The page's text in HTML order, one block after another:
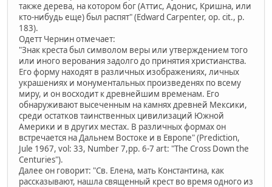
также дерева, на котором бог (Аттис, Адонис, Кришна, или
кто-нибудь еще) был распят" (Edward Carpenter, op. cit., p.
183).
Одетт Чернин отмечает:
"Знак креста был символом веры или утверждением того
или иного верования задолго до принятия христианства.
Его форму находят в различных изображениях, личных
украшениях и монументальных произведенях по всему
миру, и он восходит к древнейшим временам. Его
обнаруживают высеченным на камнях древней Мексики,
среди остатков таинственных цивилизаций Южной
Америки и в других местах. В различных формах он
встречается на Дальнем Востоке и в Европе" (Prediction,
Jule 1967, vol: 33, Number 7,pp. 6-7 art: "The Cross Down the
Centuries").
Далее он говорит: "Св. Елена, мать Константина, как
рассказывают, нашла священный крест во время одного из